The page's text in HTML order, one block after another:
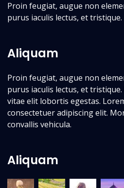
Proin feugiat, augue non
purus iaculis lectus, et tristique.
Aliquam
Proin feugiat, augue non
purus iaculis lectus, et
vitae elit lobortis egestas.
consectetuer adipiscing elit.
convallis vehicula.
Aliquam